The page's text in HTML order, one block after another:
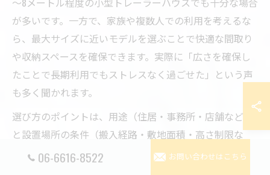
が多いです。一方で、家族や複数人での利用を考えるな
ら、最大サイズに近いモデルを選ぶことで快適な間取り
や収納スペースを確保できます。実際に「広さを確保し
たことで長期利用でもストレスなく過ごせた」という声
も多く聞かれます。
選び方のポイントは、用途（住居・事務所・店舗など）
と設置場所の条件（搬入経路・敷地面積・高さ制限な
ど）を事前に確認し、必要な広さを明確化することで
06-6616-8522 お問い合わせはこちら